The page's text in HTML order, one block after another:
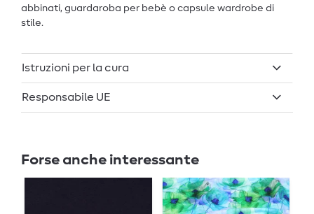
abbinati, guardaroba per bebè o capsule wardrobe di
stile.
Istruzioni per la cura
Responsabile UE
Forse anche interessante